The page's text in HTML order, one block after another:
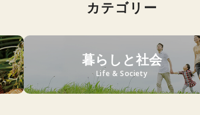
カテゴリー
暮らしと社会
Life & Society